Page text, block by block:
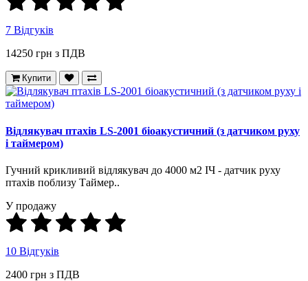
7 Відгуків
14250 грн з ПДВ
Купити
Відлякувач птахів LS-2001 біоакустичний (з датчиком руху
і таймером)
Гучний крикливий відлякувач до 4000 м2 ІЧ - датчик руху
птахів поблизу Таймер..
У продажу
10 Відгуків
2400 грн з ПДВ